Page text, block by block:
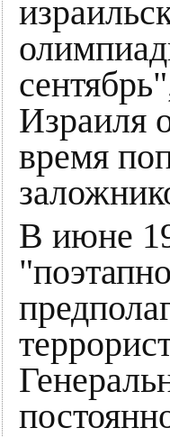
Израиля
время
В июне